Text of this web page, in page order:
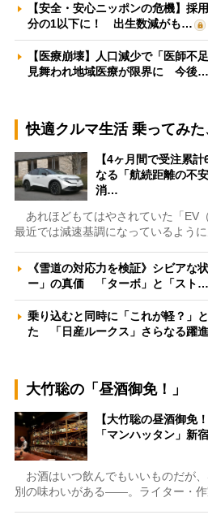
【安全・安心ニッポンの危機】採
分の1以下に！ 出生数減がも…
【医療崩壊】人口減少で「医師不
見舞われ地域医療が限界に 今後…
快適クルマ生活 乗ってみ
【4ヶ月間で受注累
なる「航続距離の不
消…
あれほどもてはやされていた「EV
最近では減速基調になっているよう
《雪道の対応力を検証》シビアな
ー」の真価 「ターボ」と「スト…
乗り込むと同時に「これが軽？」
た 「日産ルークス」さらなる躍
大竹聡の「昼酒御免！」
【大竹聡の昼酒御免
「マンハッタン」新
お酒はいつ飲んでもいいものだが
別の味わいがある――。ライター・作